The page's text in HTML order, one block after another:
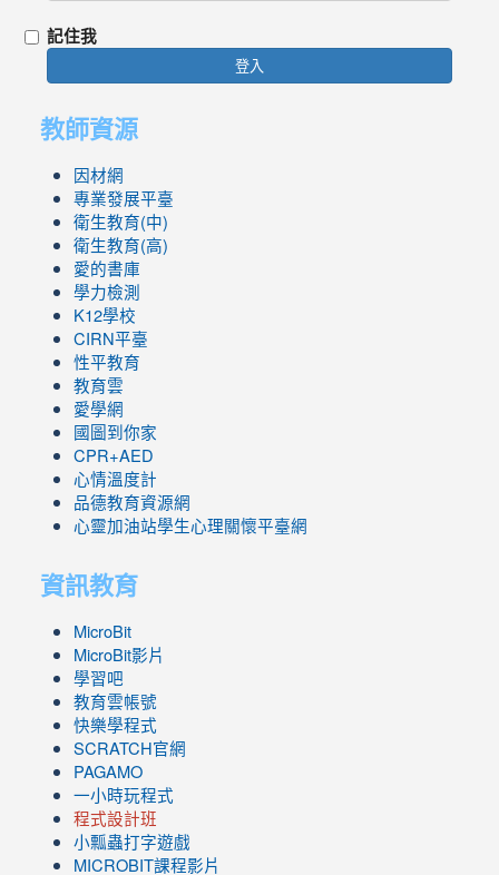
記住我
登入
教師資源
因材網
專業發展平臺
衛生教育(中)
衛生教育(高)
愛的書庫
學力檢測
K12學校
CIRN平臺
性平教育
教育雲
愛學網
國圖到你家
CPR+AED
心情溫度計
品德教育資源網
心靈加油站學生心理關懷平臺網
資訊教育
MicroBit
MicroBit影片
學習吧
教育雲帳號
快樂學程式
SCRATCH官網
PAGAMO
一小時玩程式
程式設計班
小瓢蟲打字遊戲
link
MICROBIT課程影片